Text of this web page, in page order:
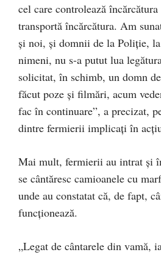
cel care controlează
transportă încărcătura. Am
și noi, și domnii de la Poliție,
nimeni, nu s-a putut lua
solicitat, în schimb, un domn
făcut poze și filmări, acum
fac în continuare”, a precizat,
dintre fermierii implicați în
Mai mult, fermierii au intrat și
se cântăresc camioanele cu
unde au constatat că, de fapt,
funcționează.
„Legat de cântarele din vamă,